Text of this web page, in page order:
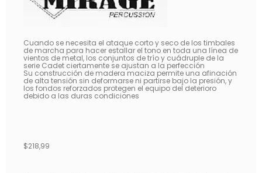
Cuando se necesita el ataque corto y seco de los timbales
de marcha para hacer estallar el tono en toda una línea de
vientos de metal, los conjuntos de trío y cuádruple de la
serie Cadet ciertamente se ajustan a la perfección
Su construcción de madera maciza permite una afinación
de alta tensión sin deformarse ni partirse bajo la presión, y
los fondos reforzados protegen el equipo del deterioro
debido a las duras condiciones
$218,99